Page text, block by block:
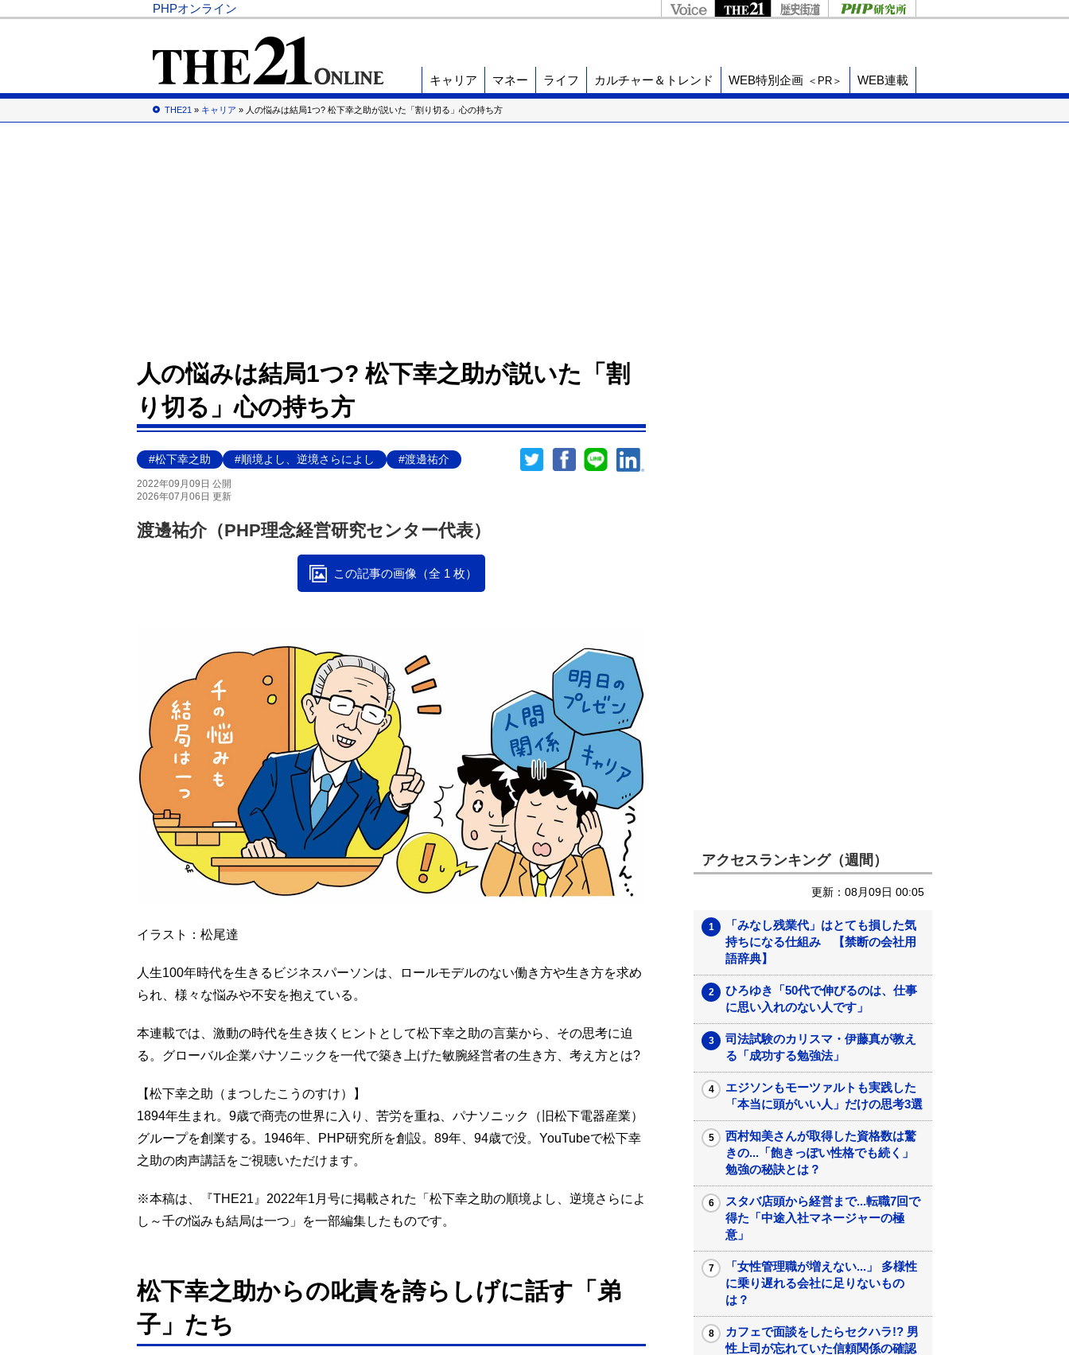
PHPオンライン
キャリア マネー ライフ カルチャー＆トレンド WEB特別企画 ＜PR＞ WEB連載
THE21 » キャリア » 人の悩みは結局1つ? 松下幸之助が説いた「割り切る」心の持ち方
人の悩みは結局1つ? 松下幸之助が説いた「割
り切る」心の持ち方
#松下幸之助 #順境よし、逆境さらによし #渡邊祐介
2022年09月09日 公開
2026年07月06日 更新
渡邊祐介（PHP理念経営研究センター代表）
この記事の画像（全 1 枚）
イラスト：松尾達
人生100年時代を生きるビジネスパーソンは、ロールモデルのない働き方や生き方を求め
られ、様々な悩みや不安を抱えている。
本連載では、激動の時代を生き抜くヒントとして松下幸之助の言葉から、その思考に迫
る。グローバル企業パナソニックを一代で築き上げた敏腕経営者の生き方、考え方とは?
【松下幸之助（まつしたこうのすけ）】
1894年生まれ。9歳で商売の世界に入り、苦労を重ね、パナソニック（旧松下電器産業）
グループを創業する。1946年、PHP研究所を創設。89年、94歳で没。YouTubeで松下幸
之助の肉声講話をご視聴いただけます。
※本稿は、『THE21』2022年1月号に掲載された「松下幸之助の順境よし、逆境さらによ
し～千の悩みも結局は一つ」を一部編集したものです。
松下幸之助からの叱責を誇らしげに話す「弟
子」たち
アクセスランキング（週間）
更新：08月09日 00:05
「みなし残業代」はとても損した気
持ちになる仕組み 【禁断の会社用
語辞典】
ひろゆき「50代で伸びるのは、仕事
に思い入れのない人です」
司法試験のカリスマ・伊藤真が教え
る「成功する勉強法」
エジソンもモーツァルトも実践した
「本当に頭がいい人」だけの思考3選
西村知美さんが取得した資格数は驚
きの...「飽きっぽい性格でも続く」
勉強の秘訣とは？
スタバ店頭から経営まで...転職7回で
得た「中途入社マネージャーの極
意」
「女性管理職が増えない...」 多様性
に乗り遅れる会社に足りないもの
は？
カフェで面談をしたらセクハラ!? 男
性上司が忘れていた信頼関係の確認